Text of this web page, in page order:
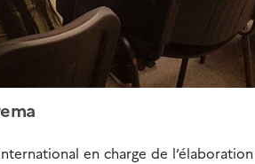
en charge de